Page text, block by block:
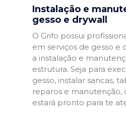
Instalação e
gesso e drywall
O Grifo possui
em serviços de gesso e
a instalação e
estrutura. Seja para
gesso, instalar sancas,
reparos e manutenção,
estará pronto para te